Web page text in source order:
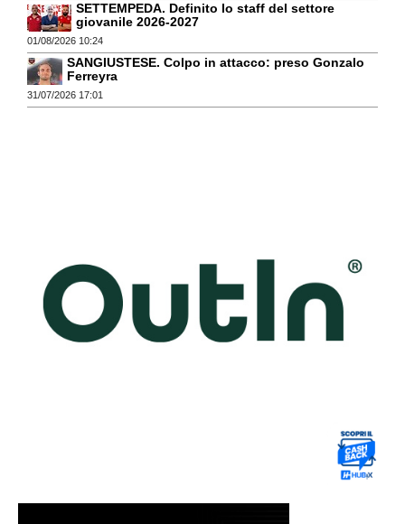
SETTEMPEDA. Definito lo staff del settore
giovanile 2026-2027
01/08/2026 10:24
SANGIUSTESE. Colpo in attacco: preso Gonzalo
Ferreyra
31/07/2026 17:01